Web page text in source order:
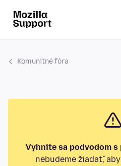
Komunitné fóra
Vyhnite sa podvodom s
nebudeme žiadať,